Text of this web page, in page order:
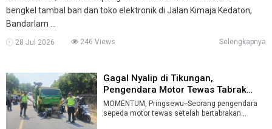
bengkel tambal ban dan toko elektronik di Jalan Kimaja Kedaton,
Bandarlam ...
28 Jul 2026 246 Views Selengkapnya
Gagal Nyalip di Tikungan,
Pengendara Motor Tewas Tabrak
Truk Pasi ...
MOMENTUM, Pringsewu--Seorang pengendara
sepeda motor tewas setelah bertabrakan